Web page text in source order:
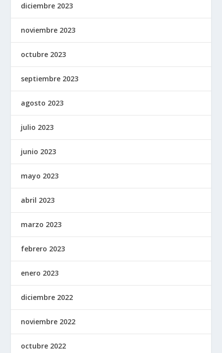
diciembre 2023
noviembre 2023
octubre 2023
septiembre 2023
agosto 2023
julio 2023
junio 2023
mayo 2023
abril 2023
marzo 2023
febrero 2023
enero 2023
diciembre 2022
noviembre 2022
octubre 2022